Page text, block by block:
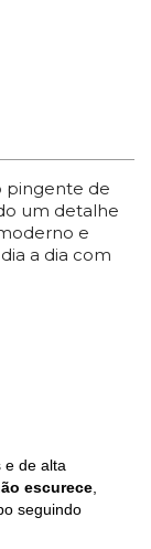
pingente de
um detalhe
e
a dia com
e de alta
escurece
seguindo